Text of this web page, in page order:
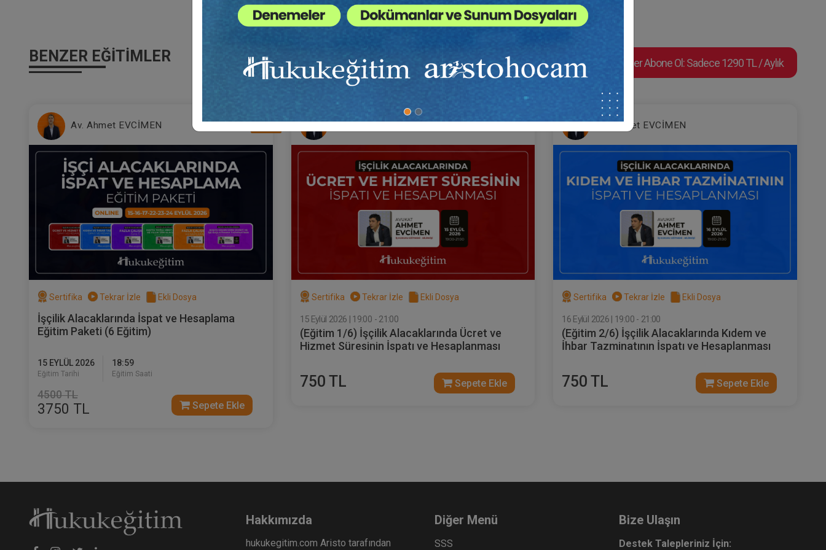
Müvekkille Görüşme Video
TL
Sepete Ekle
Müvekkille Görüşme Video
TL
Sepete Ekle
Dilekçe 101 Video Eğitimi
TL
Müvekkille Görüşme Video
Av. M. Ufuk TEKİN
Müvekkille Görüşme Video
Eğitimi
300
TL
Av. M. Ufuk TEKİN
Dilekçe 101 Video Eğitimi
TBB dilekçe eğitmenidir. Barolarda ve hukuk fakültelerinde dilekçe seminerleri vermektedir.
Dilekçe ile ilgili olarak kaleme aldığı “Bir Dilekçenin Anatomisi” isimli bir kitabı bulunmaktadır.
Kızıl Meşe isminde bir öykü kitabı bulunmaktadır.
Av. Begüm Tekin ile evlidir. Bir kız çocukları vardır.
BENZER EĞITIMLER Süper Abone Ol: Sadece 1290 TL / Aylık
%17
Av. Ahmet EVCİMEN
Sertifika Tekrar İzle Ekli Dosya
İşçilik Alacaklarında İspat ve Hesaplama
Eğitim Paketi (6 Eğitim)
15 EYLÜL 2026
Eğitim Tarihi
18:59
Eğitim Saati
4500 TL
3750 TL Sepete Ekle
Av. Ahmet EVCİMEN
Sertifika Tekrar İzle Ekli Dosya
15 Eylül 2026 | 19:00 - 21:00
(Eğitim 1/6) İşçilik Alacaklarında Ücret ve
Hizmet Süresinin İspatı ve Hesaplanması
750 TL Sepete Ekle
Av. Ahmet EVCİMEN
Sertifika Tekrar İzle Ekli Dosya
16 Eylül 2026 | 19:00 - 21:00
(Eğitim 2/6) İşçilik Alacaklarında Kıdem ve
İhbar Tazminatının İspatı ve Hesaplanması
750 TL Sepete Ekle
Hakkımızda
hukukegitim.com Aristo tarafından
Diğer Menü
SSS
Bize Ulaşın
Destek Talepleriniz İçin: